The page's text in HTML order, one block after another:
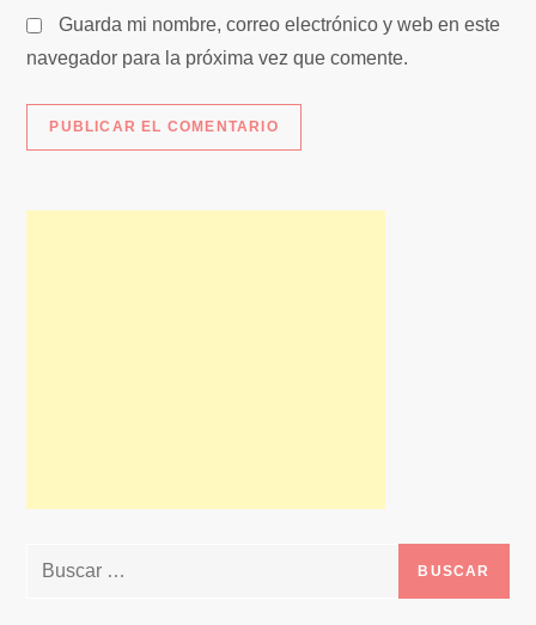
s
Guarda mi nombre, correo electrónico y web en este
navegador para la próxima vez que comente.
Buscar: